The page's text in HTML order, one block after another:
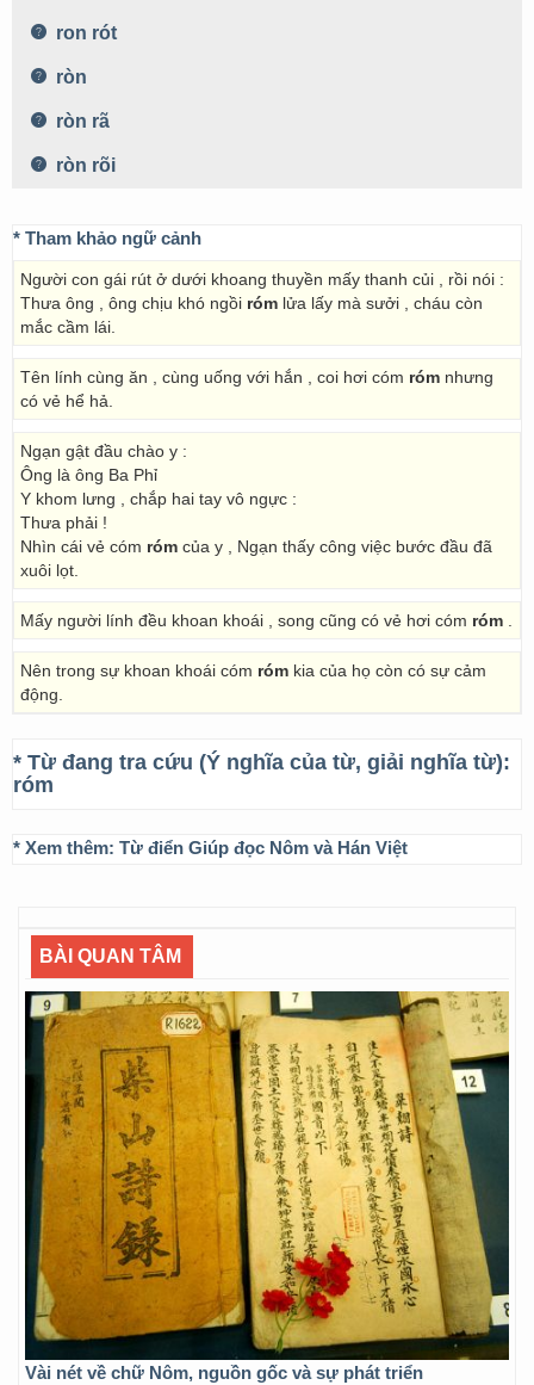
ron rót
ròn
ròn rã
ròn rõi
* Tham khảo ngữ cảnh
Người con gái rút ở dưới khoang thuyền mấy thanh củi , rồi nói :
Thưa ông , ông chịu khó ngồi róm lửa lấy mà sưởi , cháu còn
mắc cầm lái.
Tên lính cùng ăn , cùng uống với hắn , coi hơi cóm róm nhưng
có vẻ hể hả.
Ngạn gật đầu chào y :
Ông là ông Ba Phỉ
Y khom lưng , chắp hai tay vô ngực :
Thưa phải !
Nhìn cái vẻ cóm róm của y , Ngạn thấy công việc bước đầu đã
xuôi lọt.
Mấy người lính đều khoan khoái , song cũng có vẻ hơi cóm róm
Nên trong sự khoan khoái cóm róm kia của họ còn có sự cảm
động.
* Từ đang tra cứu (Ý nghĩa của từ, giải nghĩa từ):
róm
* Xem thêm: Từ điển Giúp đọc Nôm và Hán Việt
BÀI QUAN TÂM
Vài nét về chữ Nôm, nguồn gốc và sự phát triển